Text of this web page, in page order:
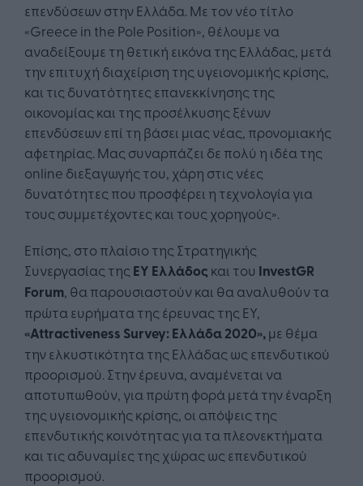
επενδύσεων στην Ελλάδα. Με τον νέο τίτλο
«Greece in the Pole Position», θέλουμε να
αναδείξουμε τη θετική εικόνα της Ελλάδας, μετά
την επιτυχή διαχείριση της υγειονομικής κρίσης,
και τις δυνατότητες επανεκκίνησης της
οικονομίας και της προσέλκυσης ξένων
επενδύσεων επί τη βάσει μιας νέας, προνομιακής
αφετηρίας. Μας συναρπάζει δε πολύ η ιδέα της
online διεξαγωγής του, χάρη στις νέες
δυνατότητες που προσφέρει η τεχνολογία για
τους συμμετέχοντες και τους χορηγούς».
Επίσης, στο πλαίσιο της Στρατηγικής
Συνεργασίας της ΕΥ Ελλάδος και του InvestGR
Forum, θα παρουσιαστούν και θα αναλυθούν τα
πρώτα ευρήματα της έρευνας της ΕΥ,
«Attractiveness Survey: Ελλάδα 2020»,με θέμα
την ελκυστικότητα της Ελλάδας ως επενδυτικού
προορισμού. Στην έρευνα, αναμένεται να
αποτυπωθούν, για πρώτη φορά μετά την έναρξη
της υγειονομικής κρίσης, οι απόψεις της
επενδυτικής κοινότητας για τα πλεονεκτήματα
και τις αδυναμίες της χώρας ως επενδυτικού
προορισμού.